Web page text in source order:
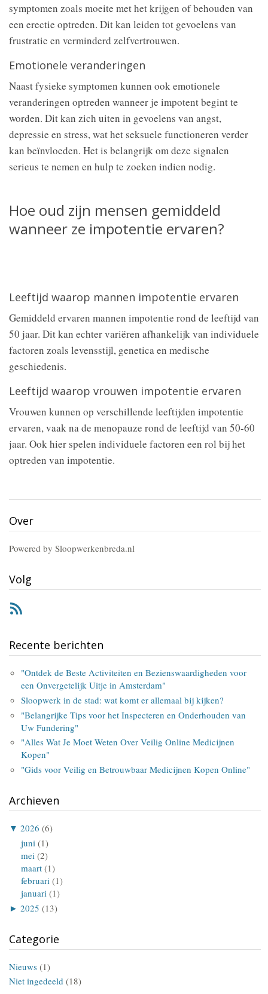
symptomen zoals moeite met het krijgen of behouden van
een erectie optreden. Dit kan leiden tot gevoelens van
frustratie en verminderd zelfvertrouwen.
Emotionele veranderingen
Naast fysieke symptomen kunnen ook emotionele
veranderingen optreden wanneer je impotent begint te
worden. Dit kan zich uiten in gevoelens van angst,
depressie en stress, wat het seksuele functioneren verder
kan beïnvloeden. Het is belangrijk om deze signalen
serieus te nemen en hulp te zoeken indien nodig.
Hoe oud zijn mensen gemiddeld
wanneer ze impotentie ervaren?
Leeftijd waarop mannen impotentie ervaren
Gemiddeld ervaren mannen impotentie rond de leeftijd van
50 jaar. Dit kan echter variëren afhankelijk van individuele
factoren zoals levensstijl, genetica en medische
geschiedenis.
Leeftijd waarop vrouwen impotentie ervaren
Vrouwen kunnen op verschillende leeftijden impotentie
ervaren, vaak na de menopauze rond de leeftijd van 50-60
jaar. Ook hier spelen individuele factoren een rol bij het
optreden van impotentie.
Over
Powered by Sloopwerkenbreda.nl
Volg
Recente berichten
"Ontdek de Beste Activiteiten en Bezienswaardigheden voor
een Onvergetelijk Uitje in Amsterdam"
Sloopwerk in de stad: wat komt er allemaal bij kijken?
"Belangrijke Tips voor het Inspecteren en Onderhouden van
Uw Fundering"
"Alles Wat Je Moet Weten Over Veilig Online Medicijnen
Kopen"
"Gids voor Veilig en Betrouwbaar Medicijnen Kopen Online"
Archieven
▼ 2026 (6)
juni (1)
mei (2)
maart (1)
februari (1)
januari (1)
► 2025 (13)
Categorie
Nieuws (1)
Niet ingedeeld (18)